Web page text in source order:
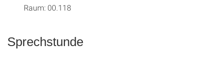
Raum: 00.118
Sprechstunde